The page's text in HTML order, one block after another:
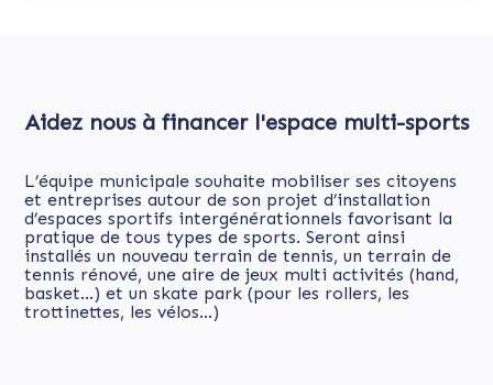
Aidez nous à financer l'espace multi-sports
L’équipe municipale souhaite mobiliser ses citoyens
et entreprises autour de son projet d’installation
d’espaces sportifs intergénérationnels favorisant la
pratique de tous types de sports. Seront ainsi
installés un nouveau terrain de tennis, un terrain de
tennis rénové, une aire de jeux multi activités (hand,
basket…) et un skate park (pour les rollers, les
trottinettes, les vélos…)